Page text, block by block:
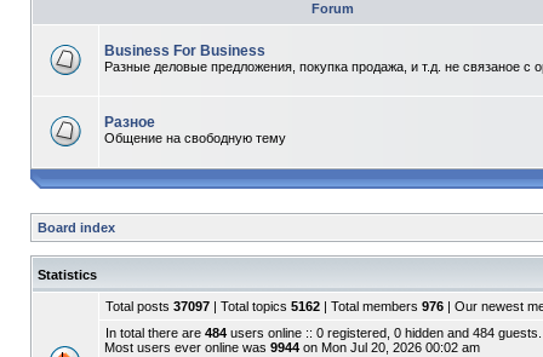
Forum
Business For Business
Разные деловые предложения, покупка продажа, и т.д. не связаное с
Разное
Общение на свободную тему
Board index
Statistics
Total posts 37097 | Total topics 5162 | Total members 976 | Our newest
In total there are 484 users online :: 0 registered, 0 hidden and 484 guests.
Most users ever online was 9944 on Mon Jul 20, 2026 00:02 am